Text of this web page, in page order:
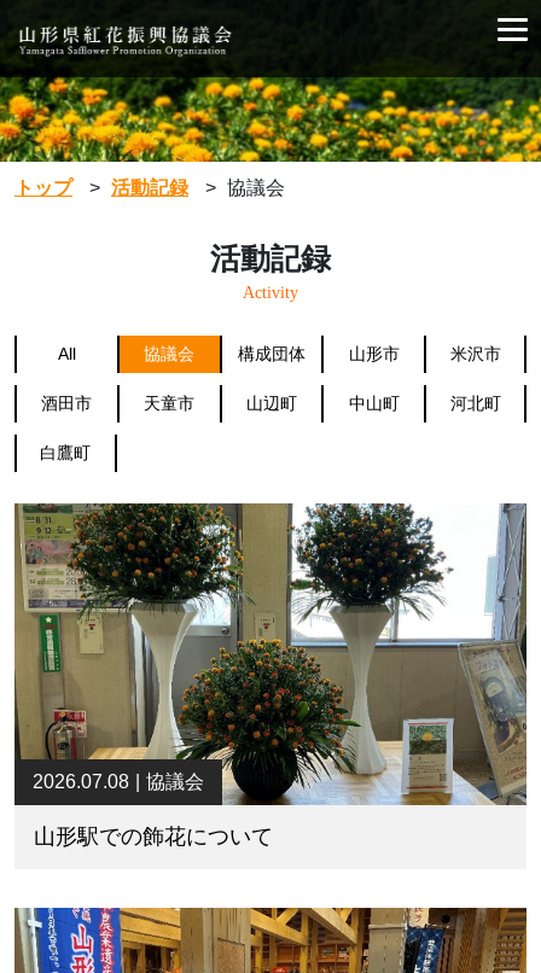
トップ > 活動記録 > 協議会
活動記録
Activity
All 協議会 構成団体 山形市 米沢市
酒田市 天童市 山辺町 中山町 河北町
白鷹町
2026.07.08 協議会
山形駅での飾花について